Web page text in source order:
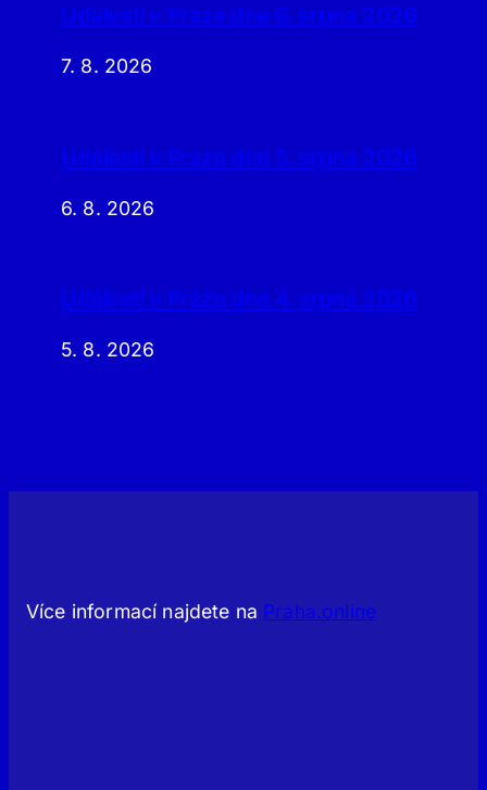
Události v Praze dne 6. srpna 2026
7. 8. 2026
Události v Praze dne 5. srpna 2026
6. 8. 2026
Události v Praze dne 4. srpna 2026
5. 8. 2026
Více informací najdete na Praha.online